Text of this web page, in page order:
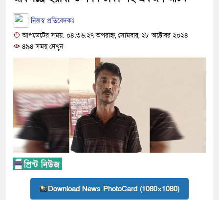
নিজস্ব প্রতিবেদকঃ
আপডেটের সময়: ০৪:৩৬:২৭ অপরাহ্ন, সোমবার, ২৮ অক্টোবর ২০২৪
৪৯৪ সময় দেখুন
Download News PhotoCard (1080×1080)